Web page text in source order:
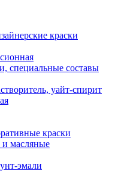
краски
специальные составы
уайт-спирит
краски
масляные
эмали